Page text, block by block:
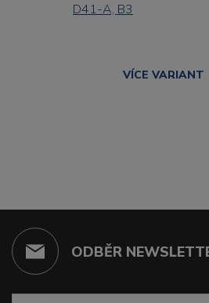
D41-A, B3
VÍCE VARIANT
ODBĚR